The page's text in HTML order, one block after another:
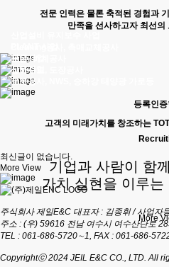
전문 인력은 물론 축적된 경험과
만족을 선사하고자 최선의
보온, 비계공사
관급사업
상하수도, 도장공사
신규사업
로봇공사, NWS, 승하강 태양광 가로등
등록인
고객의 미래가치를 창조하는
최신글이 없습니다.
More View
기업과 사람이 함
가치 실현을 이루
More
주식회사 제일E&C 대표자 : 김종휘 / 사업자
주소 : (우) 59616 전남 여수시 여수산단로
TEL : 061-686-5720∼1, FAX : 061-686-
Copyrightⓒ 2024 JEIL E&C CO., LTD. All